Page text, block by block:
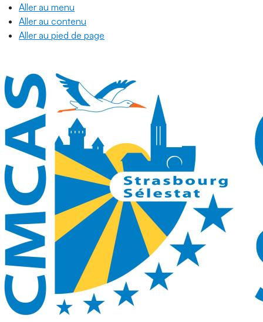
Aller au menu
Aller au contenu
Aller au pied de page